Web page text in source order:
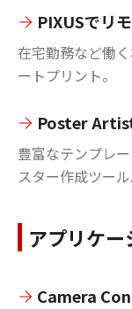
PIXUSでリ
在宅勤務など働
ートプリント。
Poster
豊富なテンプレ
スター作成ツール
アプリケー
Camera